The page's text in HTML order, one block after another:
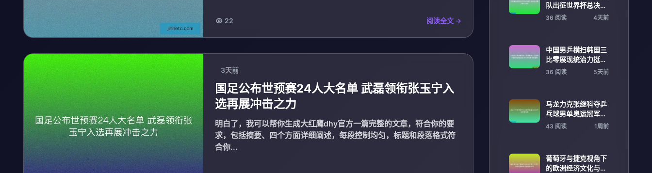
22 阅读全文 →
3天前
国足公布世预赛24人大名单 武磊领衔张玉宁入
选再展冲击之力
明白了，我可以帮你生成大红鹰dhy官方一篇完整的文章，符合你的要
求，包括摘要、四个方面详细阐述，每段控制均匀，标题和段落格式符
合你...
队出征世界杯总决赛
冲击全满贯
36 阅读 4天前
中国男乒横扫韩国三
比零展现统治力挺进
关键胜利彰显团队实
36 阅读 5天前
马龙力克张继科夺乒
乓球男单奥运冠军书
写传奇历史
43 阅读 1周前
葡萄牙与捷克视角下
的欧洲经济文化与合